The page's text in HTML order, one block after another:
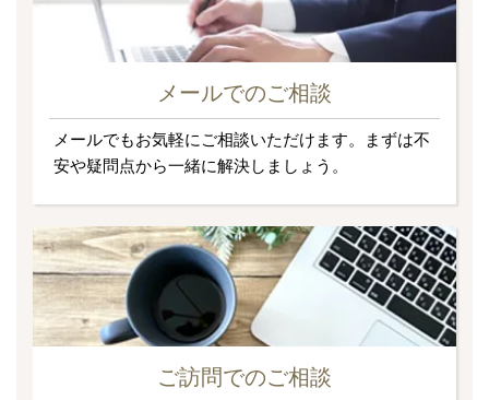
メールでのご相談
メールでもお気軽にご相談いただけます。まずは不
安や疑問点から一緒に解決しましょう。
ご訪問でのご相談